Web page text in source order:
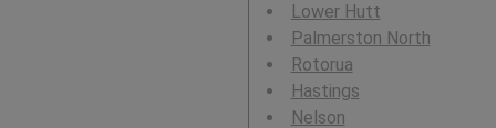
Lower Hutt
Palmerston North
Rotorua
Hastings
Nelson